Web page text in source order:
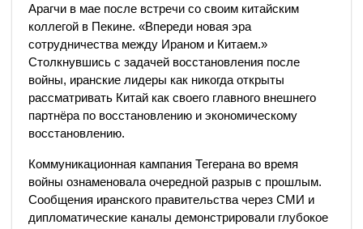
Арагчи в мае после встречи со своим китайским
коллегой в Пекине. «Впереди новая эра
сотрудничества между Ираном и Китаем.»
Столкнувшись с задачей восстановления после
войны, иранские лидеры как никогда открыты
рассматривать Китай как своего главного внешнего
партнёра по восстановлению и экономическому
восстановлению.
Коммуникационная кампания Тегерана во время
войны ознаменовала очередной разрыв с прошлым.
Сообщения иранского правительства через СМИ и
дипломатические каналы демонстрировали глубокое